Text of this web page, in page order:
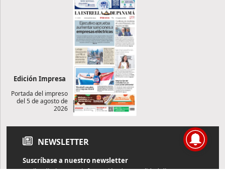
Edición Impresa
Portada del impreso
del 5 de agosto de
2026
NEWSLETTER
Suscríbase a nuestro newsletter
Reciba diariamente información de actualidad directamente en